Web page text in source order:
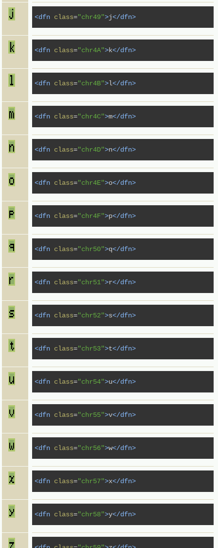
<dfn class="chr49">j</dfn>
<dfn class="chr4A">k</dfn>
<dfn class="chr4B">l</dfn>
<dfn class="chr4C">m</dfn>
<dfn class="chr4D">n</dfn>
<dfn class="chr4E">o</dfn>
<dfn class="chr4F">p</dfn>
<dfn class="chr50">q</dfn>
<dfn class="chr51">r</dfn>
<dfn class="chr52">s</dfn>
<dfn class="chr53">t</dfn>
<dfn class="chr54">u</dfn>
<dfn class="chr55">v</dfn>
<dfn class="chr56">w</dfn>
<dfn class="chr57">x</dfn>
<dfn class="chr58">y</dfn>